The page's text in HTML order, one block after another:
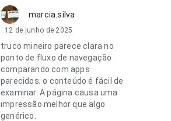
marcia.silva
12 de junho de 2025
truco mineiro parece clara no
ponto de fluxo de navegação
comparando com apps
parecidos; o conteúdo é fácil de
examinar. A página causa uma
impressão melhor que algo
genérico.